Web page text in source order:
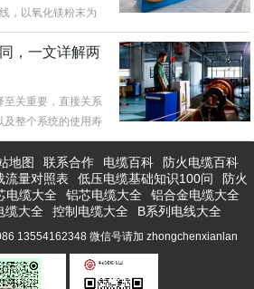
，以氧化镁粉末为
，一文详解两
至关重要，直接关系
及整个系统的使用寿
地图 联系合作 电缆百科
防火电缆百科
流量对照表 低压电缆基础知识100问
防火
电缆大全 铝芯电缆大全
铝合金电缆大全
缆大全 控制电缆大全 B系列电线大全
13554162348 微信号请加 zhongchenxianlan